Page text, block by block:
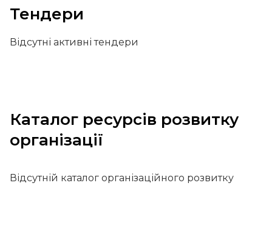
Тендери
Відсутні активні тендери
Каталог ресурсів розвитку
організації
Відсутній каталог організаційного розвитку